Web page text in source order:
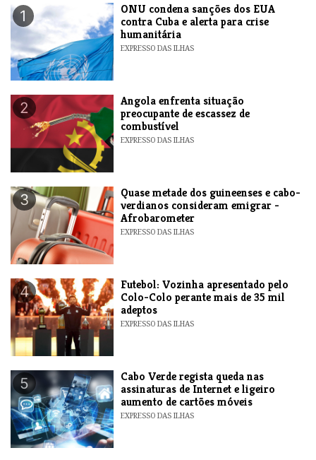
1
ONU condena sanções dos EUA
contra Cuba e alerta para crise
humanitária
EXPRESSO DAS ILHAS
2
Angola enfrenta situação
preocupante de escassez de
combustível
EXPRESSO DAS ILHAS
3
Quase metade dos guineenses e cabo-
verdianos consideram emigrar -
Afrobarometer
EXPRESSO DAS ILHAS
4
Futebol: Vozinha apresentado pelo
Colo-Colo perante mais de 35 mil
adeptos
EXPRESSO DAS ILHAS
5
Cabo Verde regista queda nas
assinaturas de Internet e ligeiro
aumento de cartões móveis
EXPRESSO DAS ILHAS